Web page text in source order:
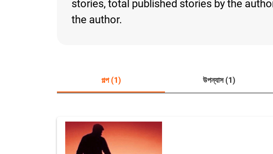
stories, total published stories by the
the author.
গল্প (1) উপন্যাস (1)